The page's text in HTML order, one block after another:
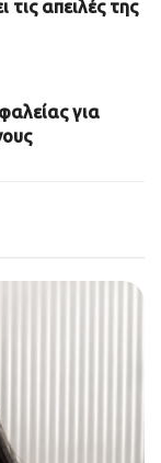
απειλές της
για